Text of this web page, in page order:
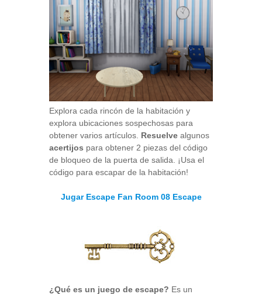
Explora cada rincón de la habitación y
explora ubicaciones sospechosas para
obtener varios artículos. Resuelve algunos
acertijos para obtener 2 piezas del código
de bloqueo de la puerta de salida. ¡Usa el
código para escapar de la habitación!
Jugar Escape Fan Room 08 Escape
¿Qué es un juego de escape? Es un